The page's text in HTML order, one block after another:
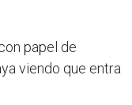
papel de
viendo que entra